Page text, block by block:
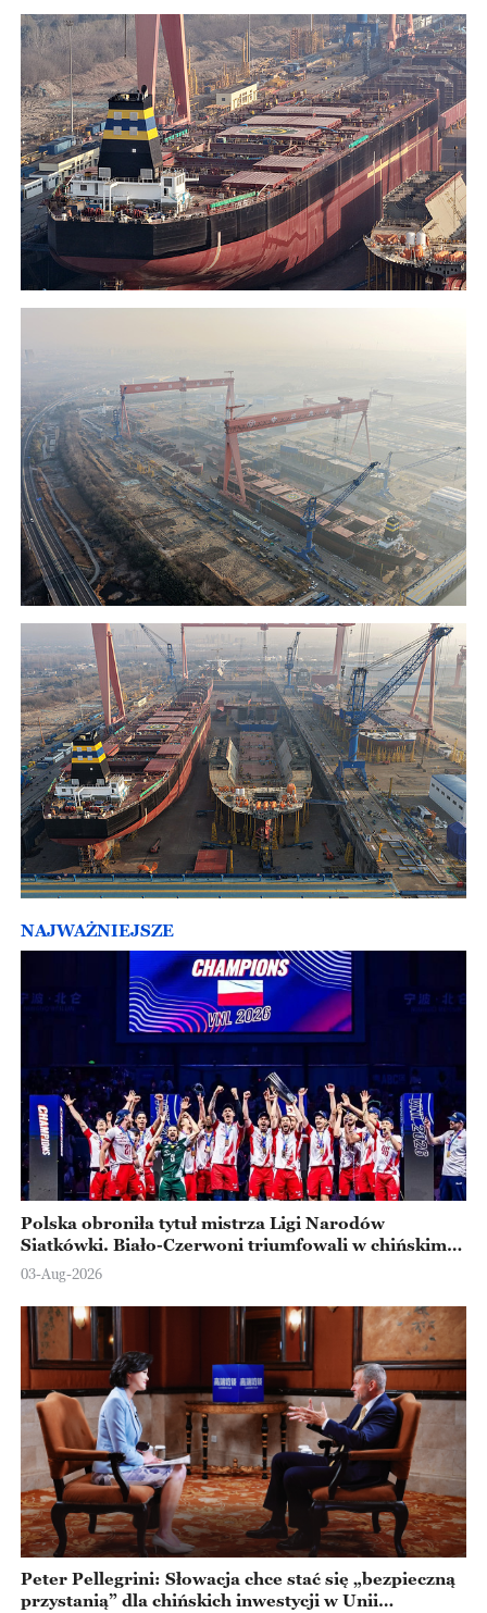
NAJWAŻNIEJSZE
Polska obroniła tytuł mistrza Ligi Narodów
Siatkówki. Biało-Czerwoni triumfowali w chińskim
Ningbo
03-Aug-2026
Peter Pellegrini: Słowacja chce stać się „bezpieczną
przystanią” dla chińskich inwestycji w Unii